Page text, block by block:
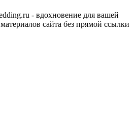
- вдохновение для вашей
сайта без прямой ссылки